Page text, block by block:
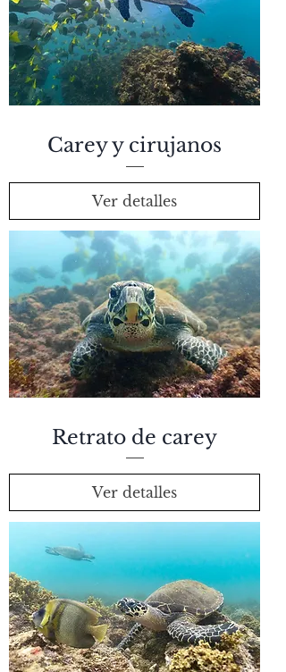
Carey y cirujanos
Ver detalles
Retrato de carey
Ver detalles